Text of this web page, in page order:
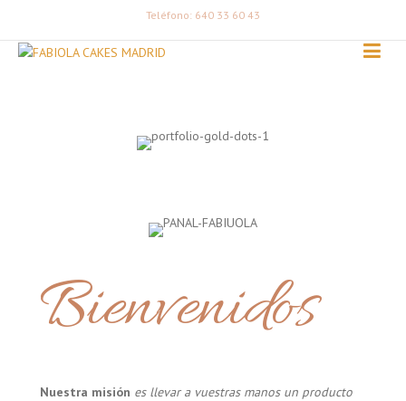
Teléfono: 640 33 60 43
Bienvenidos
Nuestra misión es llevar a vuestras manos un producto